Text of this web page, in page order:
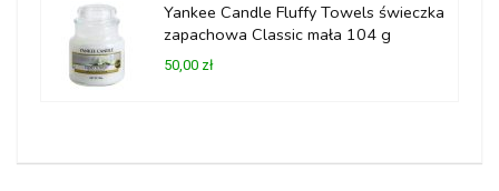
Yankee Candle Fluffy Towels świeczka
zapachowa Classic mała 104 g
50,00 zł